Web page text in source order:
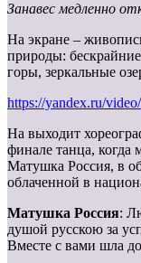
Занавес медленно
На экране –
природы:
горы, зеркальные
https://yandex.ru/
На выходит
финале танца, когда
Матушка Россия, в
облаченной в
Матушка Россия:
душой русскою за
Вместе с вами шла